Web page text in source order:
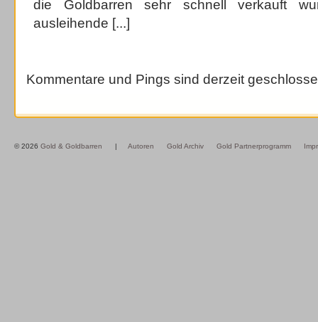
die Goldbarren sehr schnell verkauft
ausleihende [...]
Kommentare und Pings sind derzeit
© 2026 Gold & Goldbarren | Autoren Gold Archiv Gold Partnerprogramm